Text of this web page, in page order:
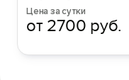
Цена за сутки
от 2700 руб.